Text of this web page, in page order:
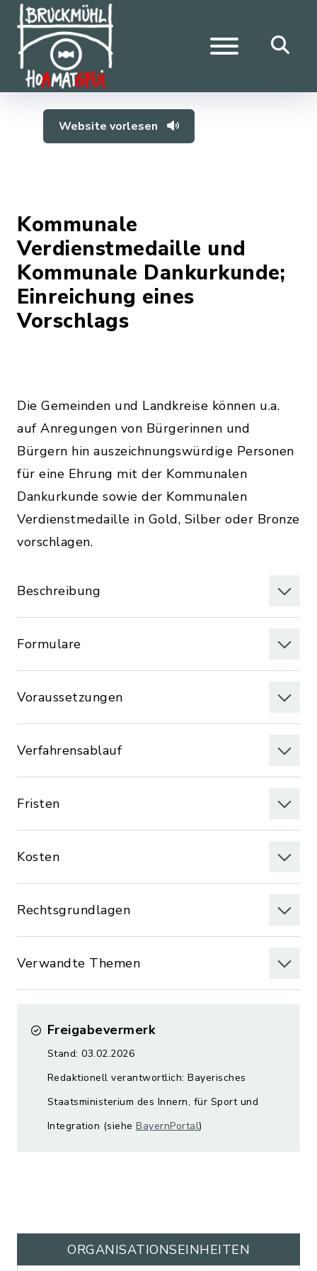
Website vorlesen
Kommunale
Verdienstmedaille und
Kommunale Dankurkunde;
Einreichung eines
Vorschlags
Die Gemeinden und Landkreise können u.a.
auf Anregungen von Bürgerinnen und
Bürgern hin auszeichnungswürdige Personen
für eine Ehrung mit der Kommunalen
Dankurkunde sowie der Kommunalen
Verdienstmedaille in Gold, Silber oder Bronze
vorschlagen.
Beschreibung
Formulare
Voraussetzungen
Verfahrensablauf
Fristen
Kosten
Rechtsgrundlagen
Verwandte Themen
Freigabevermerk
Stand: 03.02.2026
Redaktionell verantwortlich: Bayerisches
Staatsministerium des Innern, für Sport und
Integration (siehe BayernPortal)
ORGANISATIONS­EINHEITEN